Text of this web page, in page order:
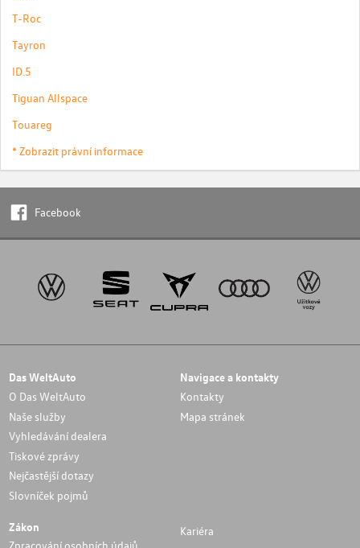
T-Roc
Tayron
ID.5
Tiguan Allspace
Touareg
* Zobrazit právní informace
Facebook
Das WeltAuto
O Das WeltAuto
Naše služby
Vyhledávání dealera
Tiskové zprávy
Nejčastější dotazy
Slovníček pojmů
Navigace a kontakty
Kontakty
Mapa stránek
Zákon Kariéra